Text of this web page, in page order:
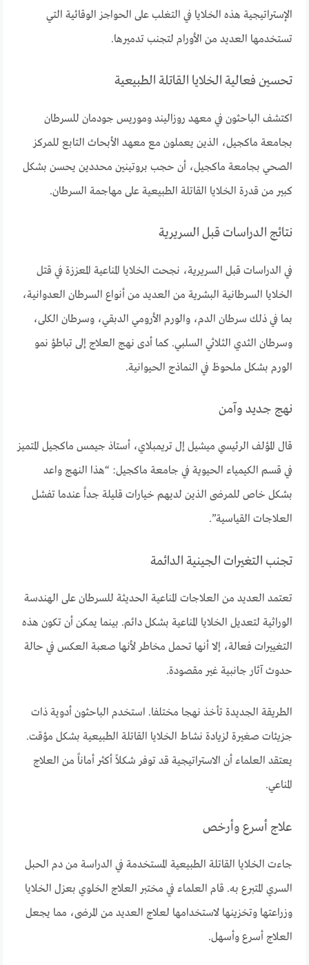
الإستراتيجية هذه الخلايا في التغلب على الحواجز الوقائية التي
تستخدمها العديد من الأورام لتجنب تدميرها.
تحسين فعالية الخلايا القاتلة الطبيعية
اكتشف الباحثون في معهد روزاليند وموريس جودمان للسرطان
بجامعة ماكجيل، الذين يعملون مع معهد الأبحاث التابع للمركز
الصحي بجامعة ماكجيل، أن حجب بروتينين محددين يحسن بشكل
كبير من قدرة الخلايا القاتلة الطبيعية على مهاجمة السرطان.
نتائج الدراسات قبل السريرية
في الدراسات قبل السريرية، نجحت الخلايا المناعية المعززة في قتل
الخلايا السرطانية البشرية من العديد من أنواع السرطان العدوانية،
بما في ذلك سرطان الدم، والورم الأرومي الدبقي، وسرطان الكلى،
وسرطان الثدي الثلاثي السلبي. كما أدى نهج العلاج إلى تباطؤ نمو
الورم بشكل ملحوظ في النماذج الحيوانية.
نهج جديد وآمن
قال المؤلف الرئيسي ميشيل إل تريمبلاي، أستاذ جيمس ماكجيل المتميز
في قسم الكيمياء الحيوية في جامعة ماكجيل: “هذا النهج واعد
بشكل خاص للمرضى الذين لديهم خيارات قليلة جداً عندما تفشل
العلاجات القياسية”.
تجنب التغيرات الجينية الدائمة
تعتمد العديد من العلاجات المناعية الحديثة للسرطان على الهندسة
الوراثية لتعديل الخلايا المناعية بشكل دائم. بينما يمكن أن تكون هذه
التغييرات فعالة، إلا أنها تحمل مخاطر لأنها صعبة العكس في حالة
حدوث آثار جانبية غير مقصودة.
الطريقة الجديدة تأخذ نهجا مختلفا. استخدم الباحثون أدوية ذات
جزيئات صغيرة لزيادة نشاط الخلايا القاتلة الطبيعية بشكل مؤقت.
يعتقد العلماء أن الاستراتيجية قد توفر شكلاً أكثر أماناً من العلاج
المناعي.
علاج أسرع وأرخص
جاءت الخلايا القاتلة الطبيعية المستخدمة في الدراسة من دم الحبل
السري المتبرع به. قام العلماء في مختبر العلاج الخلوي بعزل الخلايا
وزراعتها وتخزينها لاستخدامها لعلاج العديد من المرضى، مما يجعل
العلاج أسرع وأسهل.